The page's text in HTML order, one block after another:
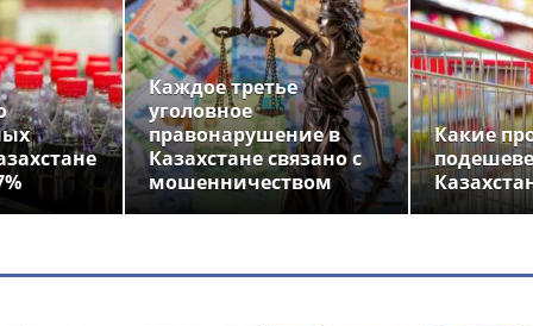
Каждое третье
уголовное
правонарушение в
Казахстане связано с
мошенничеством
Какие